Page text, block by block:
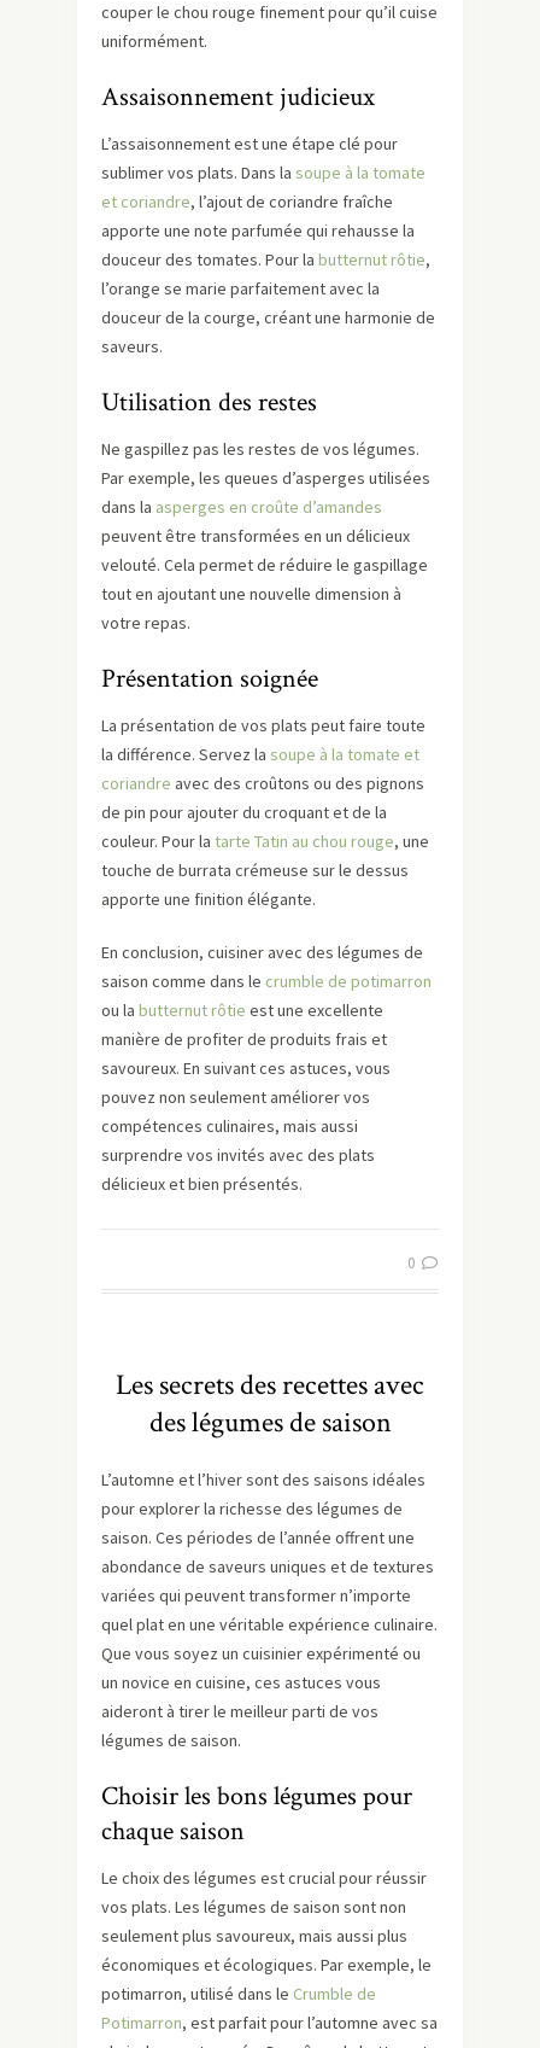
couper le chou rouge finement pour qu’il cuise
uniformément.
Assaisonnement judicieux
L’assaisonnement est une étape clé pour
sublimer vos plats. Dans la soupe à la tomate
et coriandre, l’ajout de coriandre fraîche
apporte une note parfumée qui rehausse la
douceur des tomates. Pour la butternut rôtie,
l’orange se marie parfaitement avec la
douceur de la courge, créant une harmonie de
saveurs.
Utilisation des restes
Ne gaspillez pas les restes de vos légumes.
Par exemple, les queues d’asperges utilisées
dans la asperges en croûte d’amandes
peuvent être transformées en un délicieux
velouté. Cela permet de réduire le gaspillage
tout en ajoutant une nouvelle dimension à
votre repas.
Présentation soignée
La présentation de vos plats peut faire toute
la différence. Servez la soupe à la tomate et
coriandre avec des croûtons ou des pignons
de pin pour ajouter du croquant et de la
couleur. Pour la tarte Tatin au chou rouge, une
touche de burrata crémeuse sur le dessus
apporte une finition élégante.
En conclusion, cuisiner avec des légumes de
saison comme dans le crumble de potimarron
ou la butternut rôtie est une excellente
manière de profiter de produits frais et
savoureux. En suivant ces astuces, vous
pouvez non seulement améliorer vos
compétences culinaires, mais aussi
surprendre vos invités avec des plats
délicieux et bien présentés.
0
Les secrets des recettes avec
des légumes de saison
L’automne et l’hiver sont des saisons idéales
pour explorer la richesse des légumes de
saison. Ces périodes de l’année offrent une
abondance de saveurs uniques et de textures
variées qui peuvent transformer n’importe
quel plat en une véritable expérience culinaire.
Que vous soyez un cuisinier expérimenté ou
un novice en cuisine, ces astuces vous
aideront à tirer le meilleur parti de vos
légumes de saison.
Choisir les bons légumes pour
chaque saison
Le choix des légumes est crucial pour réussir
vos plats. Les légumes de saison sont non
seulement plus savoureux, mais aussi plus
économiques et écologiques. Par exemple, le
potimarron, utilisé dans le Crumble de
Potimarron, est parfait pour l’automne avec sa